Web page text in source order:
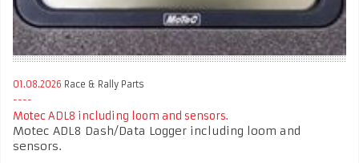
01.08.2026 Race & Rally Parts
Motec ADL8 including loom and sensors.
Motec ADL8 Dash/Data Logger including loom and
sensors.